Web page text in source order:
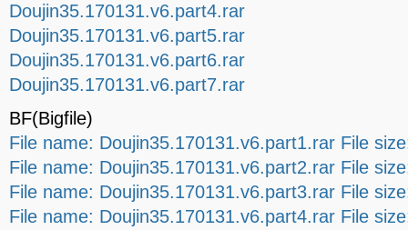
Doujin35.170131.v6.part4.rar
Doujin35.170131.v6.part5.rar
Doujin35.170131.v6.part6.rar
Doujin35.170131.v6.part7.rar
BF(Bigfile)
File name: Doujin35.170131.v6.part1.rar File
File name: Doujin35.170131.v6.part2.rar File
File name: Doujin35.170131.v6.part3.rar File
File name: Doujin35.170131.v6.part4.rar File